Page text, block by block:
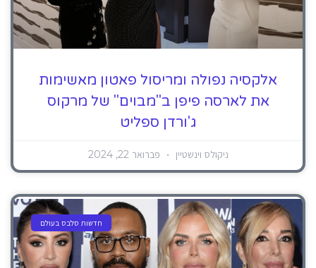
אלקסיה נפולה ומריסול פאטון מאשימות
את לארסה פיפן ב"מבוים" של מרקוס
ג'ורדן ספליט
ניקולס וינשטיין פברואר 22, 2024
חדשות סלבס בעולם